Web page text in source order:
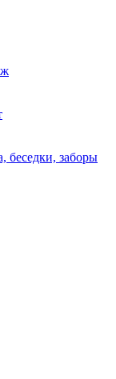
беседки, заборы